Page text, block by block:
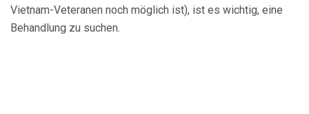
Vietnam-Veteranen noch möglich ist), ist es wichtig, eine
Behandlung zu suchen.